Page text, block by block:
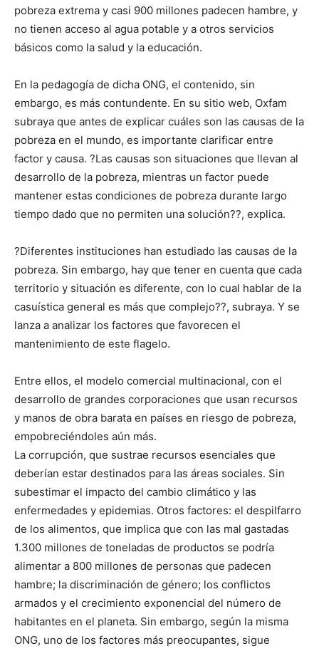
pobreza extrema y casi 900 millones padecen hambre, y
no tienen acceso al agua potable y a otros servicios
básicos como la salud y la educación.
En la pedagogía de dicha ONG, el contenido, sin
embargo, es más contundente. En su sitio web, Oxfam
subraya que antes de explicar cuáles son las causas de la
pobreza en el mundo, es importante clarificar entre
factor y causa. ?Las causas son situaciones que llevan al
desarrollo de la pobreza, mientras un factor puede
mantener estas condiciones de pobreza durante largo
tiempo dado que no permiten una solución??, explica.
?Diferentes instituciones han estudiado las causas de la
pobreza. Sin embargo, hay que tener en cuenta que cada
territorio y situación es diferente, con lo cual hablar de la
casuística general es más que complejo??, subraya. Y se
lanza a analizar los factores que favorecen el
mantenimiento de este flagelo.
Entre ellos, el modelo comercial multinacional, con el
desarrollo de grandes corporaciones que usan recursos
y manos de obra barata en países en riesgo de pobreza,
empobreciéndoles aún más.
La corrupción, que sustrae recursos esenciales que
deberían estar destinados para las áreas sociales. Sin
subestimar el impacto del cambio climático y las
enfermedades y epidemias. Otros factores: el despilfarro
de los alimentos, que implica que con las mal gastadas
1.300 millones de toneladas de productos se podría
alimentar a 800 millones de personas que padecen
hambre; la discriminación de género; los conflictos
armados y el crecimiento exponencial del número de
habitantes en el planeta. Sin embargo, según la misma
ONG, uno de los factores más preocupantes, sigue